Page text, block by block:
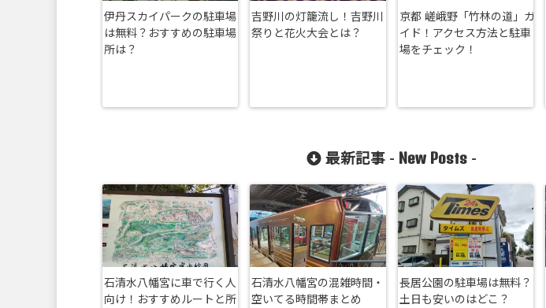
伊丹スカイパークの駐車場
は無料？おすすめの駐車場
所は？
吉野川の灯籠流し！吉野川
祭りと花火大会とは？
京都 嵯峨野「竹林の道」ガ
イド！アクセス方法と駐車
場をチェック！
最新記事 - New Posts -
石清水八幡宮に車で行く人
向け！おすすめルートと所
石清水八幡宮の混雑時間・
空いてる時間帯まとめ
長居公園の駐車場は無料？
土日も安いのはどこ？